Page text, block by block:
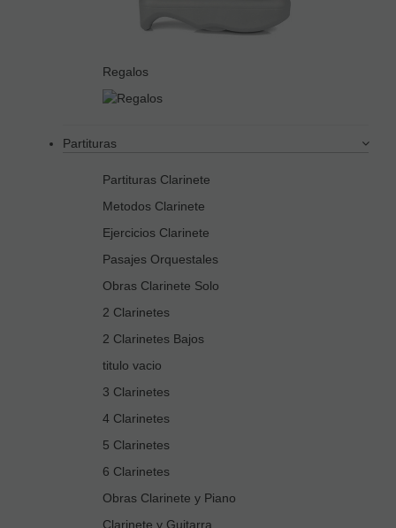
Regalos
Partituras
Partituras Clarinete
Metodos Clarinete
Ejercicios Clarinete
Pasajes Orquestales
Obras Clarinete Solo
2 Clarinetes
2 Clarinetes Bajos
titulo vacio
3 Clarinetes
4 Clarinetes
5 Clarinetes
6 Clarinetes
Obras Clarinete y Piano
Clarinete y Guitarra